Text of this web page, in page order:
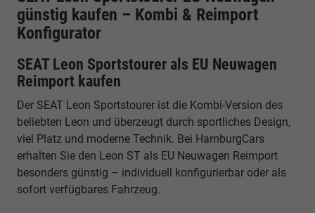
günstig kaufen – Kombi & Reimport
Konfigurator
SEAT Leon Sportstourer als EU Neuwagen
Reimport kaufen
Der SEAT Leon Sportstourer ist die Kombi-Version des
beliebten Leon und überzeugt durch sportliches Design,
viel Platz und moderne Technik. Bei HamburgCars
erhalten Sie den Leon ST als EU Neuwagen Reimport
besonders günstig – individuell konfigurierbar oder als
sofort verfügbares Fahrzeug.